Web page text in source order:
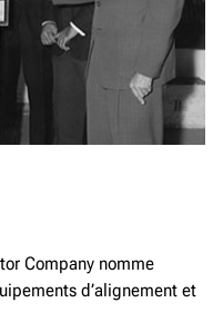
Company nomme
d’alignement et